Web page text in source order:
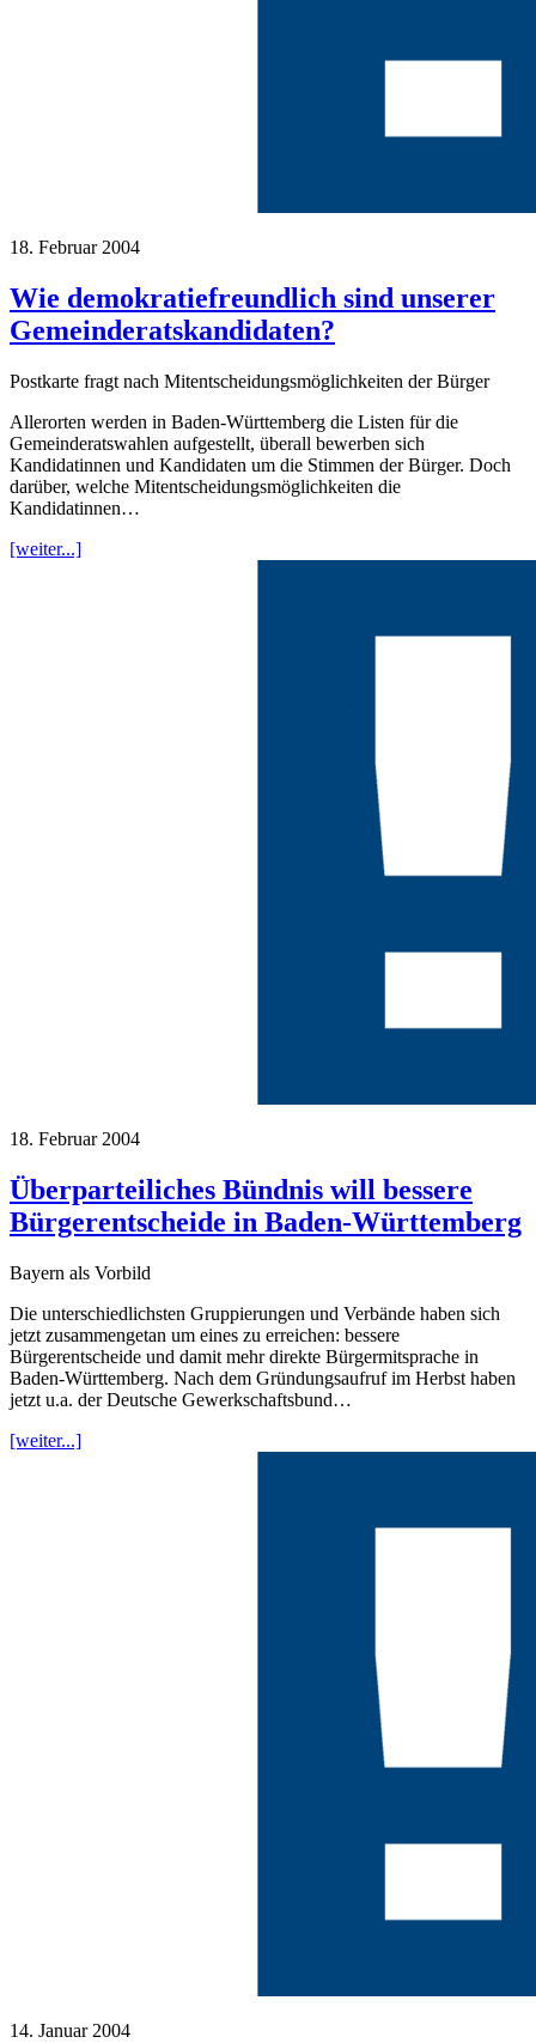
18. Februar 2004
Wie demokratiefreundlich sind unserer
Gemeinderatskandidaten?
Postkarte fragt nach Mitentscheidungsmöglichkeiten der Bürger
Allerorten werden in Baden-Württemberg die Listen für die
Gemeinderatswahlen aufgestellt, überall bewerben sich
Kandidatinnen und Kandidaten um die Stimmen der Bürger. Doch
darüber, welche Mitentscheidungsmöglichkeiten die
Kandidatinnen…
[weiter...]
18. Februar 2004
Überparteiliches Bündnis will bessere
Bürgerentscheide in Baden-Württemberg
Bayern als Vorbild
Die unterschiedlichsten Gruppierungen und Verbände haben sich
jetzt zusammengetan um eines zu erreichen: bessere
Bürgerentscheide und damit mehr direkte Bürgermitsprache in
Baden-Württemberg. Nach dem Gründungsaufruf im Herbst haben
jetzt u.a. der Deutsche Gewerkschaftsbund…
[weiter...]
14. Januar 2004